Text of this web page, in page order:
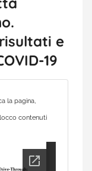
e
19
la pagina,
contenuti